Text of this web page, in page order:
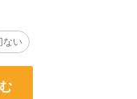
１番にはなれない。
限界がきてしまった彼女
たバカ真面目で忠誠心の厚
ない